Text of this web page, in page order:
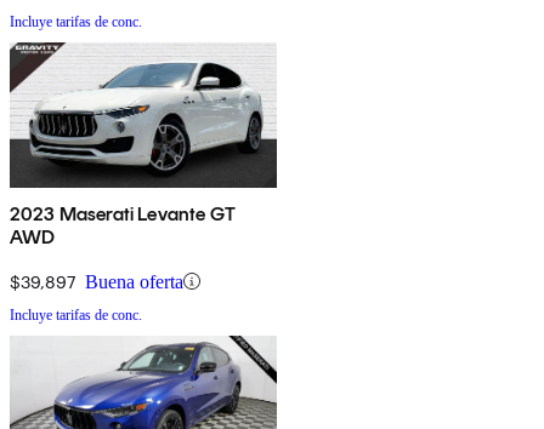
Incluye tarifas de conc.
2023 Maserati Levante GT
AWD
$39,897 Buena oferta
Incluye tarifas de conc.